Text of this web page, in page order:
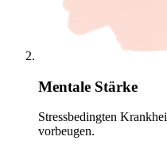
Mentale Stärke
Stressbedingten
vorbeugen.